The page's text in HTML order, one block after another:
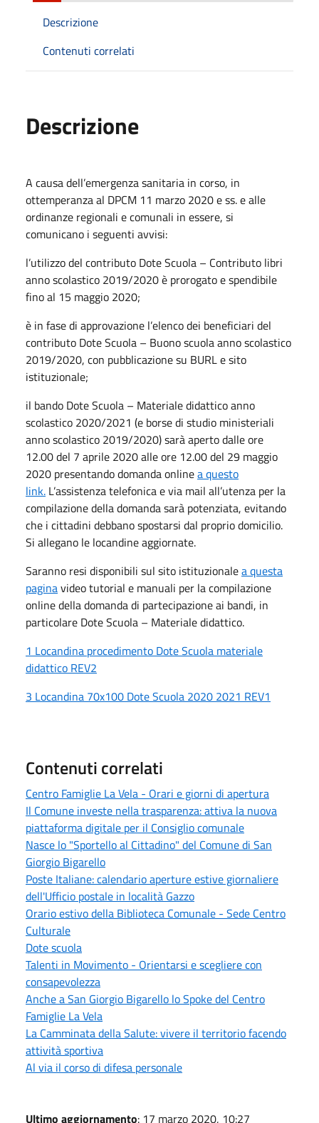
Descrizione
Contenuti correlati
Descrizione
A causa dell’emergenza sanitaria in corso, in
ottemperanza al DPCM 11 marzo 2020 e ss. e alle
ordinanze regionali e comunali in essere, si
comunicano i seguenti avvisi:
l’utilizzo del contributo Dote Scuola – Contributo libri
anno scolastico 2019/2020 è prorogato e spendibile
fino al 15 maggio 2020;
è in fase di approvazione l’elenco dei beneficiari del
contributo Dote Scuola – Buono scuola anno scolastico
2019/2020, con pubblicazione su BURL e sito
istituzionale;
il bando Dote Scuola – Materiale didattico anno
scolastico 2020/2021 (e borse di studio ministeriali
anno scolastico 2019/2020) sarà aperto dalle ore
12.00 del 7 aprile 2020 alle ore 12.00 del 29 maggio
2020 presentando domanda onlinea questo
link. L’assistenza telefonica e via mail all’utenza per la
compilazione della domanda sarà potenziata, evitando
che i cittadini debbano spostarsi dal proprio domicilio.
Si allegano le locandine aggiornate.
Saranno resi disponibili sul sito istituzionalea questa
paginavideo tutorial e manuali per la compilazione
online della domanda di partecipazione ai bandi, in
particolare Dote Scuola – Materiale didattico.
1 Locandina procedimento Dote Scuola materiale
didattico REV2
3 Locandina 70x100 Dote Scuola 2020 2021 REV1
Contenuti correlati
Centro Famiglie La Vela - Orari e giorni di apertura
Il Comune investe nella trasparenza: attiva la nuova
piattaforma digitale per il Consiglio comunale
Nasce lo "Sportello al Cittadino" del Comune di San
Giorgio Bigarello
Poste Italiane: calendario aperture estive giornaliere
dell'Ufficio postale in località Gazzo
Orario estivo della Biblioteca Comunale - Sede Centro
Culturale
Dote scuola
Talenti in Movimento - Orientarsi e scegliere con
consapevolezza
Anche a San Giorgio Bigarello lo Spoke del Centro
Famiglie La Vela
La Camminata della Salute: vivere il territorio facendo
attività sportiva
Al via il corso di difesa personale
Ultimo aggiornamento: 17 marzo 2020, 10:27